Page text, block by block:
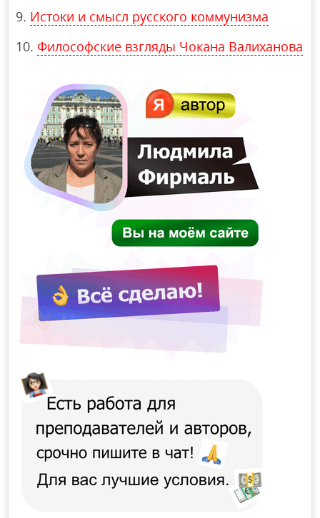
Истоки и смысл русского коммунизма
Философские взгляды Чокана Валиханова